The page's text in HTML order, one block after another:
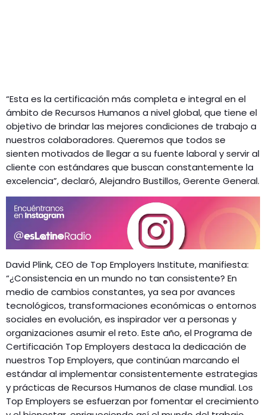
“Esta es la certificación más completa e integral en el
ámbito de Recursos Humanos a nivel global, que tiene el
objetivo de brindar las mejores condiciones de trabajo a
nuestros colaboradores. Queremos que todos se
sienten motivados de llegar a su fuente laboral y servir al
cliente con estándares que buscan constantemente la
excelencia”, declaró, Alejandro Bustillos, Gerente General.
David Plink, CEO de Top Employers Institute, manifiesta:
“¿Consistencia en un mundo no tan consistente? En
medio de cambios constantes, ya sea por avances
tecnológicos, transformaciones económicas o entornos
sociales en evolución, es inspirador ver a personas y
organizaciones asumir el reto. Este año, el Programa de
Certificación Top Employers destaca la dedicación de
nuestros Top Employers, que continúan marcando el
estándar al implementar consistentemente estrategias
y prácticas de Recursos Humanos de clase mundial. Los
Top Employers se esfuerzan por fomentar el crecimiento